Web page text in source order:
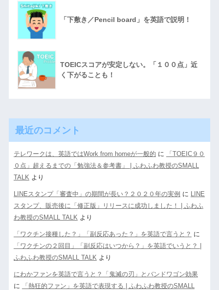
「下敷き／Pencil board」を英語で説明！
TOEICスコアが安定しない。「１００点」近
く下がることも！
最近のコメント
テレワークは、英語ではWork from homeが一般的 に
「TOEIC９０
０点」超えるまでの「勉強法＆参考書」 | ふわふわ教授のSMALL
TALK より
LINEスタンプ「審査中」の期間が長い？２０２０年の実例 に LINE
スタンプ、販売後に「修正版」リリースに成功しました！ | ふわふ
わ教授のSMALL TALK より
「ワクチン接種した？」「副反応あった？」を英語で言うと？ に
「ワクチンの２回目」「副反応はいつから？」を英語でいうと？ |
ふわふわ教授のSMALL TALK より
にわかファンを英語で言うと？「鬼滅の刃」とバンドワゴン効果
に
「熱狂的ファン」を英語で表現する | ふわふわ教授のSMALL